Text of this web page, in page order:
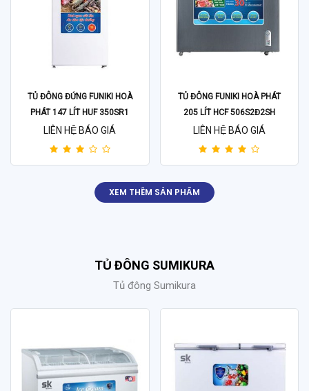
TỦ ĐÔNG ĐỨNG FUNIKI HOÀ
PHÁT 147 LÍT HUF 350SR1
LIÊN HỆ BÁO GIÁ
TỦ ĐÔNG FUNIKI HOÀ PHÁT
205 LÍT HCF 506S2Đ2SH
LIÊN HỆ BÁO GIÁ
XEM THÊM SẢN PHẨM
TỦ ĐÔNG SUMIKURA
Tủ đông Sumikura